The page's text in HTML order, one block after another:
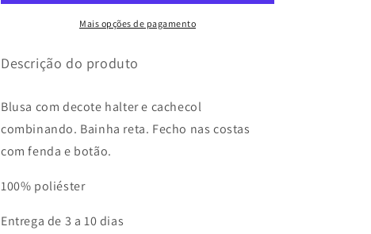
Mais opções de pagamento
Descrição do produto
Blusa com decote halter e cachecol
combinando. Bainha reta. Fecho nas costas
com fenda e botão.
100% poliéster
Entrega de 3 a 10 dias